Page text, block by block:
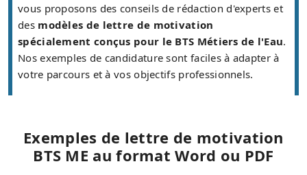
vous proposons des conseils de rédaction d'experts et
des modèles de lettre de motivation
spécialement conçus pour le BTS Métiers de l'Eau.
Nos exemples de candidature sont faciles à adapter à
votre parcours et à vos objectifs professionnels.
Exemples de lettre de motivation
BTS ME au format Word ou PDF